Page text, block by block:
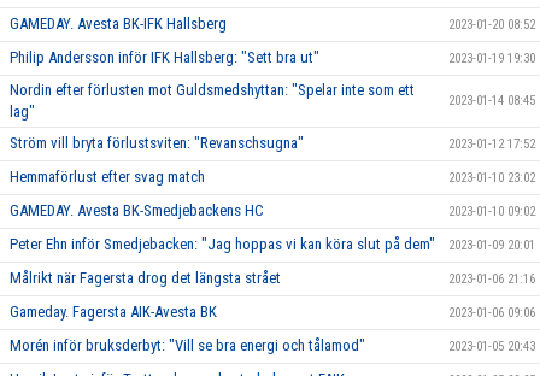
GAMEDAY. Avesta BK-IFK Hallsberg 2023-01-20 08:52
Philip Andersson inför IFK Hallsberg: "Sett bra ut" 2023-01-19 19:30
Nordin efter förlusten mot Guldsmedshyttan: "Spelar inte som ett
lag"
2023-01-14 08:45
Ström vill bryta förlustsviten: "Revanschsugna" 2023-01-12 17:52
Hemmaförlust efter svag match 2023-01-10 23:02
GAMEDAY. Avesta BK-Smedjebackens HC 2023-01-10 09:02
Peter Ehn inför Smedjebacken: "Jag hoppas vi kan köra slut på dem" 2023-01-09 20:01
Målrikt när Fagersta drog det längsta strået 2023-01-06 21:16
Gameday. Fagersta AIK-Avesta BK 2023-01-06 09:06
Morén inför bruksderbyt: "Vill se bra energi och tålamod" 2023-01-05 20:43